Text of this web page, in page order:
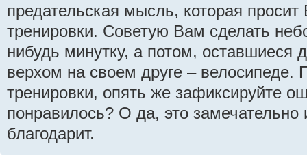
предательская мысль, которая просит
тренировки. Советую Вам сделать
нибудь минутку, а потом, оставшиеся
верхом на своем друге –
тренировки, опять же зафиксируйте
понравилось? О да, это
благодарит.